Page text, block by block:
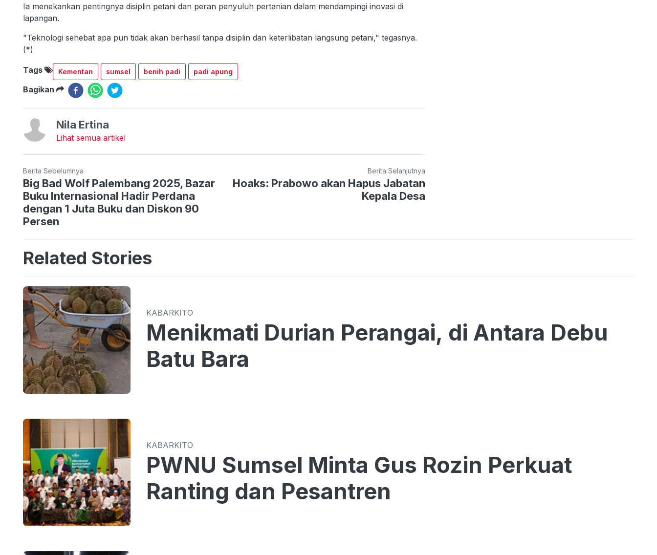
Ia menekankan pentingnya disiplin petani dan peran penyuluh pertanian dalam mendampingi inovasi di
lapangan.
"Teknologi sehebat apa pun tidak akan berhasil tanpa disiplin dan keterlibatan langsung petani," tegasnya.
(*)
Tags Kementan sumsel benih padi padi apung
Bagikan
Nila Ertina
Lihat semua artikel
Berita Sebelumnya
Big Bad Wolf Palembang 2025, Bazar
Buku Internasional Hadir Perdana
dengan 1 Juta Buku dan Diskon 90
Persen
Berita Selanjutnya
Hoaks: Prabowo akan Hapus Jabatan
Kepala Desa
Related Stories
KABARKITO
Menikmati Durian Perangai, di Antara Debu
Batu Bara
KABARKITO
PWNU Sumsel Minta Gus Rozin Perkuat
Ranting dan Pesantren